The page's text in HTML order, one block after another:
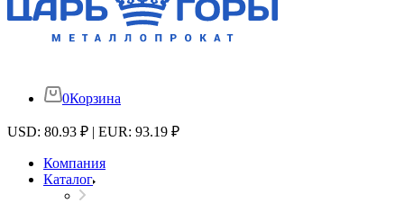
0Корзина
USD: 80.93 ₽ | EUR: 93.19 ₽
Компания
Каталог